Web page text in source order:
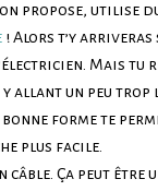
propose, utilise
! Alors t’y arriveras
Mais tu
y allant un peu trop
bonne forme te
plus facile.
câble. Ça peut être